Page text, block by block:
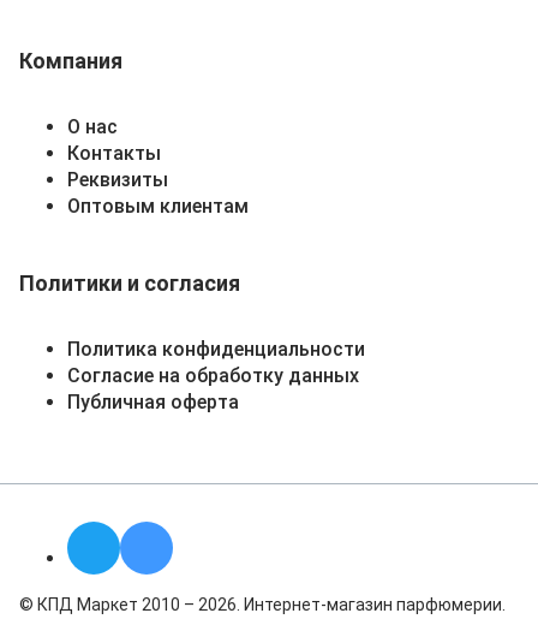
Компания
О нас
Контакты
Реквизиты
Оптовым клиентам
Политики и согласия
Политика конфиденциальности
Согласие на обработку данных
Публичная оферта
© КПД Маркет 2010 – 2026. Интернет-магазин парфюмерии.